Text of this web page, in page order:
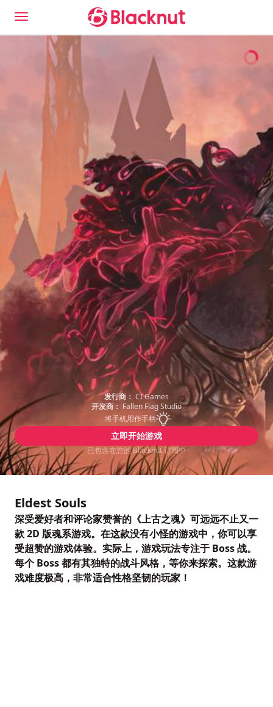
发行商： CI Games
开发商： Fallen Flag Studio
将手机用作手柄
立即开始游戏
已包含在您的 Blacknut 订阅中
Eldest Souls
深受爱好者和评论家赞誉的《上古之魂》可远远不止又一
款 2D 版魂系游戏。在这款没有小怪的游戏中，你可以享
受超赞的游戏体验。实际上，游戏玩法专注于 Boss 战。
每个 Boss 都有其独特的战斗风格，等你来探索。这款游
戏难度极高，非常适合性格坚韧的玩家！